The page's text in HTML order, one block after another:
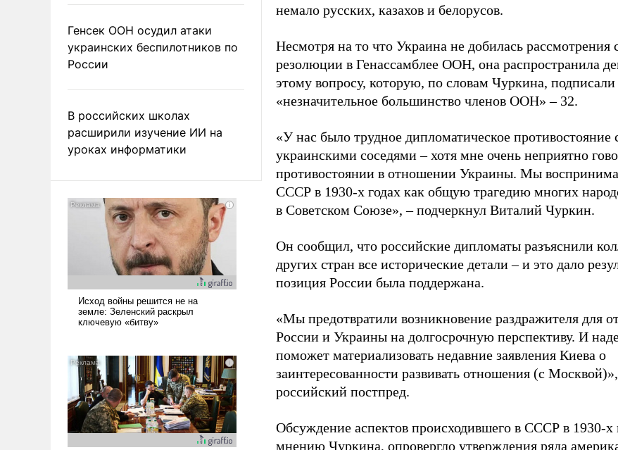
Генсек ООН осудил атаки
украинских беспилотников по
России
В российских школах
расширили изучение ИИ на
уроках информатики
немало русских, казахов и белорусов.
Несмотря на то что Украина не добилась рассмотрения
резолюции в Генассамблее ООН, она распространила
этому вопросу, которую, по словам Чуркина, подписали
«незначительное большинство членов ООН» – 32.
«У нас было трудное дипломатическое противостояние
украинскими соседями – хотя мне очень неприятно
противостоянии в отношении Украины. Мы
СССР в 1930-х годах как общую трагедию многих
в Советском Союзе», – подчеркнул Виталий Чуркин.
Он сообщил, что российские дипломаты разъяснили
других стран все исторические детали – и это дало
позиция России была поддержана.
«Мы предотвратили возникновение раздражителя для
России и Украины на долгосрочную перспективу. И
поможет материализовать недавние заявления Киева о
заинтересованности развивать отношения (с
российский постпред.
Обсуждение аспектов происходившего в СССР в 1930-х
мнению Чуркина, опровергло утверждения ряда